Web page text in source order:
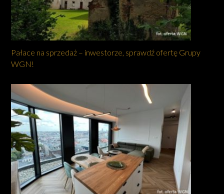
Pałace na sprzedaż – inwestorze, sprawdź ofertę Grupy
WGN!